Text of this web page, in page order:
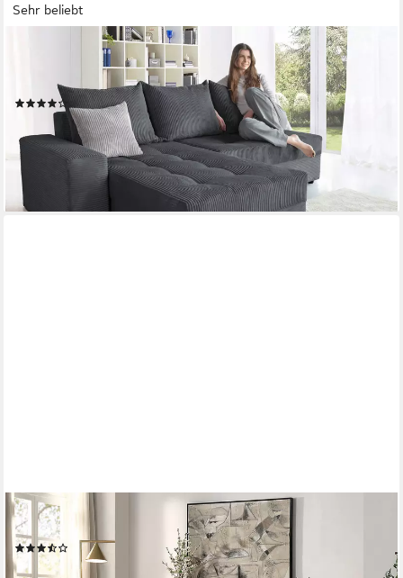
Sehr beliebt
COLLECTION AB
Ecksofa Josy L-Form, B: 214 cm in Cord, Cord-Mix,
Schlaffunktion, Bettkasten & 2 Zierkissen, Federkern
(81)
599,99 € UVP1.199,00 €
-50%
lieferbar in 2 Wochen
+5
ATLANTIC HOME COLLECTION
3-Sitzer Stella, inkl. 2 Zierkissen und mit modernem Teddy Stoff
(27)
379,99 € UVP567,00 €